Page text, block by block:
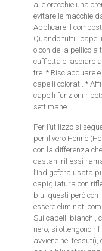
alle orecchie una
evitare le macchie
Applicare il
Quando tutti i
o con della
cuffietta e lasciare
tre. * Risciacquare
capelli colorati. *
capelli funzioni
settimane.
Per l’utilizzo si
per il vero Hennè
con la differenza
castani riflessi
l’Indigofera usata
capigliatura con
blu; questi però
essere eliminati
Sui capelli bianchi,
nero, si ottengono
avviene nei